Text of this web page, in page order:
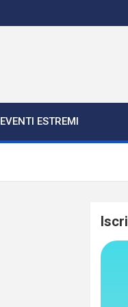
EVENTI ESTREMI